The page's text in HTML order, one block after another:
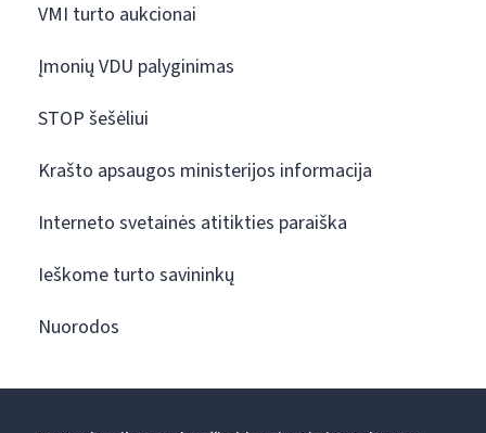
VMI turto aukcionai
Įmonių VDU palyginimas
STOP šešėliui
Krašto apsaugos ministerijos informacija
Interneto svetainės atitikties paraiška
Ieškome turto savininkų
Nuorodos